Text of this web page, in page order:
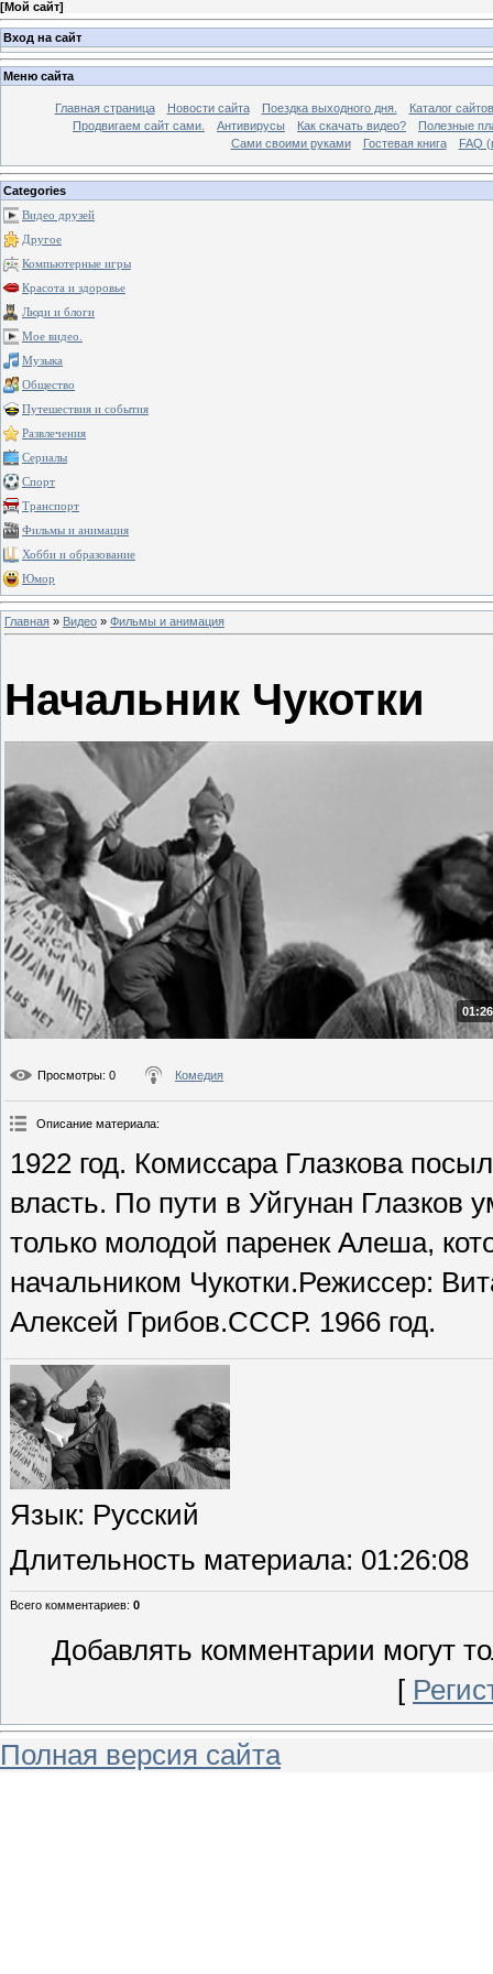
[Мой сайт]
Вход на сайт
Меню сайта
Главная страница Новости сайта Поездка выходного дня.
Каталог сайтов
Продвигаем сайт сами.
Антивирусы Как скачать видео?
Полезные
Сами своими руками
Гостевая книга FAQ
Categories
Видео друзей
Другое
Компьютерные игры
Красота и здоровье
Люди и блоги
Мое видео.
Музыка
Общество
Путешествия и события
Развлечения
Сериалы
Спорт
Транспорт
Фильмы и анимация
Хобби и образование
Юмор
Главная » Видео » Фильмы и анимация
Начальник Чукотки
Просмотры: 0 Комедия
Описание материала:
1922 год. Комиссара Глазкова
власть. По пути в Уйгунан Глазков
только молодой паренек Алеша,
начальником Чукотки.Режиссер:
Алексей Грибов.СССР. 1966 год.
Язык: Русский
Длительность материала: 01:26:08
Всего комментариев: 0
Добавлять комментарии могут
[
Полная версия сайта